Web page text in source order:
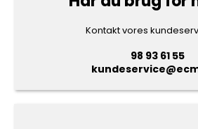
Kontakt vores
98 93 61 55